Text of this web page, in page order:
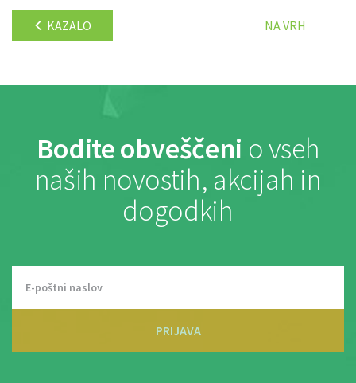
KAZALO NA VRH
Bodite obveščeni o vseh
naših novostih, akcijah in
dogodkih
PRIJAVA